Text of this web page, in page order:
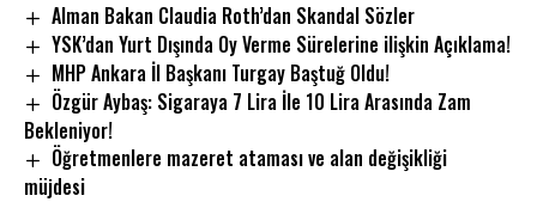
Alman Bakan Claudia Roth’dan Skandal Sözler
YSK’dan Yurt Dışında Oy Verme Sürelerine ilişkin Açıklama!
MHP Ankara İl Başkanı Turgay Baştuğ Oldu!
Özgür Aybaş: Sigaraya 7 Lira İle 10 Lira Arasında Zam
Bekleniyor!
Öğretmenlere mazeret ataması ve alan değişikliği
müjdesi